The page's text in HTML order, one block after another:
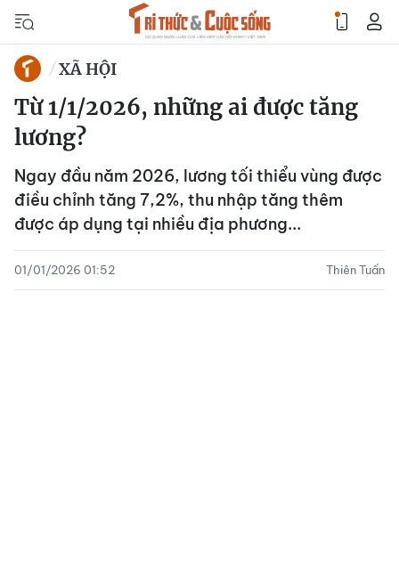
XÃ HỘI
Từ 1/1/2026, những ai được tăng
lương?
Ngay đầu năm 2026, lương tối thiểu vùng được
điều chỉnh tăng 7,2%, thu nhập tăng thêm
được áp dụng tại nhiều địa phương...
01/01/2026 01:52 Thiên Tuấn